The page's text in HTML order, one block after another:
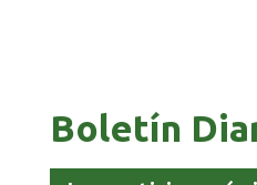
Boletín